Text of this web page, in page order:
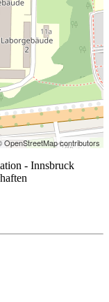
OpenStreetMap contributors
- Innsbruck